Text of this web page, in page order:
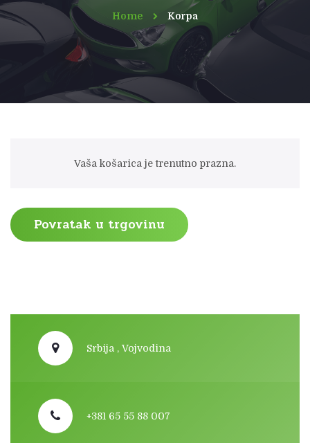
Home Korpa
Vaša košarica je trenutno prazna.
Povratak u trgovinu
Srbija , Vojvodina
+381 65 55 88 007